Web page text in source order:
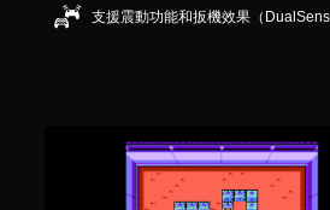
共
4
支援震動功能和扳機效果（